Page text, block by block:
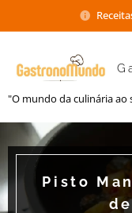
"O mundo da culinária ao
Pisto